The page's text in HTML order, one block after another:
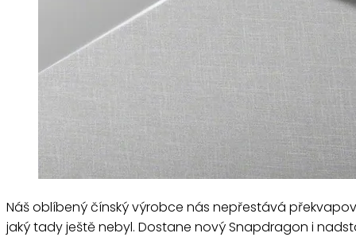
Náš oblíbený čínský výrobce nás nepřestává
jaký tady ještě nebyl. Dostane nový Snapdragon i